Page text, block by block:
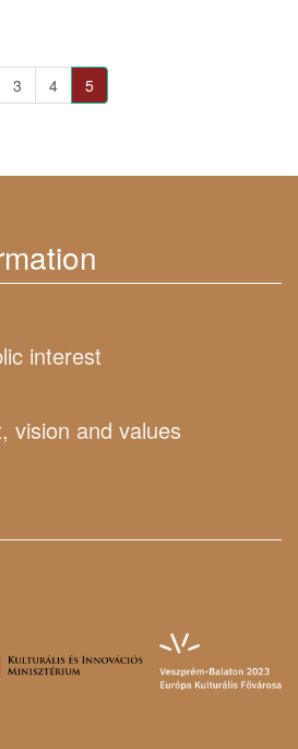
3 4 5
interest
vision and values